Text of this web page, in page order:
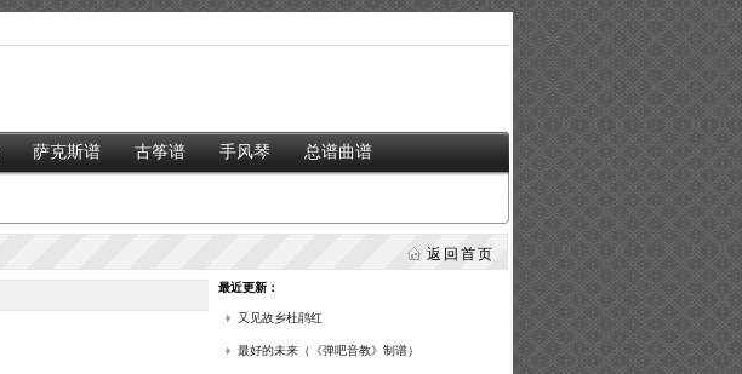
萨克斯谱 古筝谱 手风琴 总谱曲谱
返回首页
最近更新：
又见故乡杜鹃红
最好的未来（《弹吧音教》制谱）